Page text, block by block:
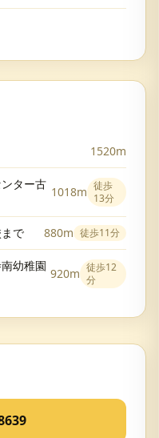
1520m
ター古
1018m 徒歩
13分
で 880m 徒歩11分
幼稚園
920m 徒歩12
分